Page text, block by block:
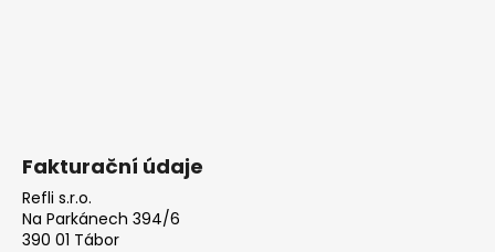
Fakturační údaje
Refli s.r.o.
Na Parkánech 394/6
390 01 Tábor